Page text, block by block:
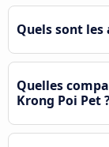
Quels sont les
Quelles
Krong Poi Pet